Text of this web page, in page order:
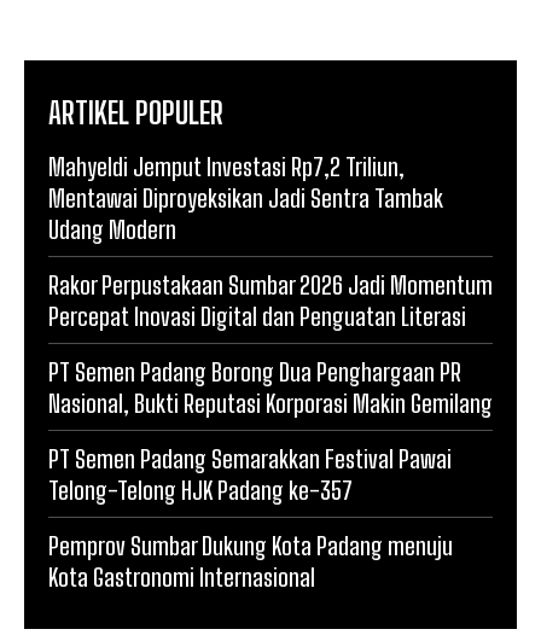
ARTIKEL POPULER
Mahyeldi Jemput Investasi Rp7,2 Triliun,
Mentawai Diproyeksikan Jadi Sentra Tambak
Udang Modern
Rakor Perpustakaan Sumbar 2026 Jadi Momentum
Percepat Inovasi Digital dan Penguatan Literasi
PT Semen Padang Borong Dua Penghargaan PR
Nasional, Bukti Reputasi Korporasi Makin Gemilang
PT Semen Padang Semarakkan Festival Pawai
Telong-Telong HJK Padang ke-357
Pemprov Sumbar Dukung Kota Padang menuju
Kota Gastronomi Internasional